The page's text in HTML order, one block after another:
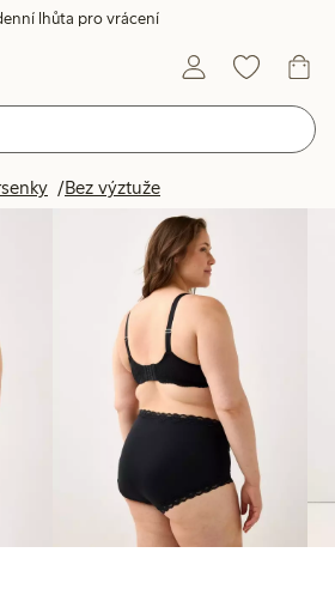
lhůta pro vrácení
Bez výztužeProdukty na obrázku